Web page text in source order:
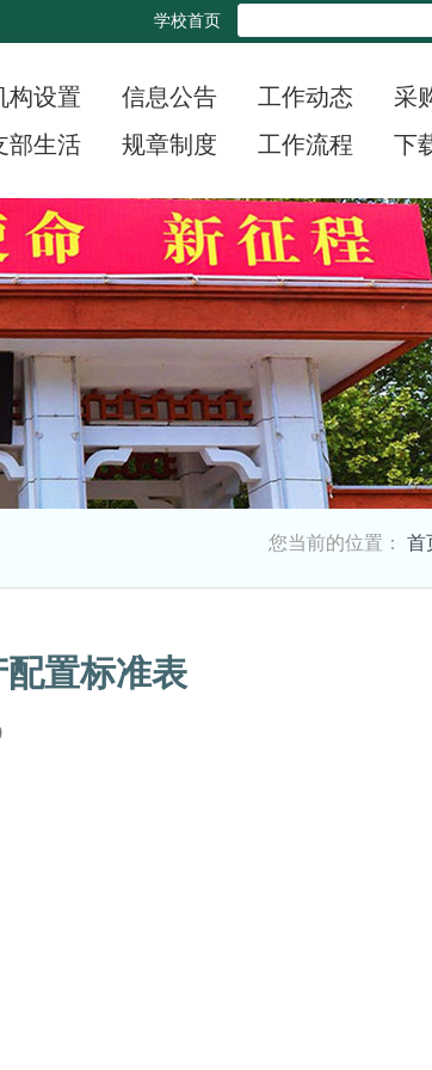
学校首页
构设置 信息公告 工作动态
采
部生活 规章制度 工作流程 下
您当前的位置： 首
置标准表